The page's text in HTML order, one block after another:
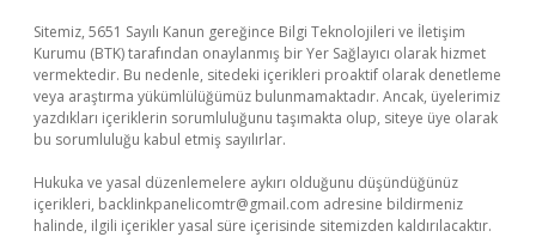
Sitemiz, 5651 Sayılı Kanun gereğince Bilgi Teknolojileri ve İletişim
Kurumu (BTK) tarafından onaylanmış bir Yer Sağlayıcı olarak hizmet
vermektedir. Bu nedenle, sitedeki içerikleri proaktif olarak denetleme
veya araştırma yükümlülüğümüz bulunmamaktadır. Ancak, üyelerimiz
yazdıkları içeriklerin sorumluluğunu taşımakta olup, siteye üye olarak
bu sorumluluğu kabul etmiş sayılırlar.
Hukuka ve yasal düzenlemelere aykırı olduğunu düşündüğünüz
içerikleri, backlinkpanelicomtr@gmail.com adresine bildirmeniz
halinde, ilgili içerikler yasal süre içerisinde sitemizden kaldırılacaktır.